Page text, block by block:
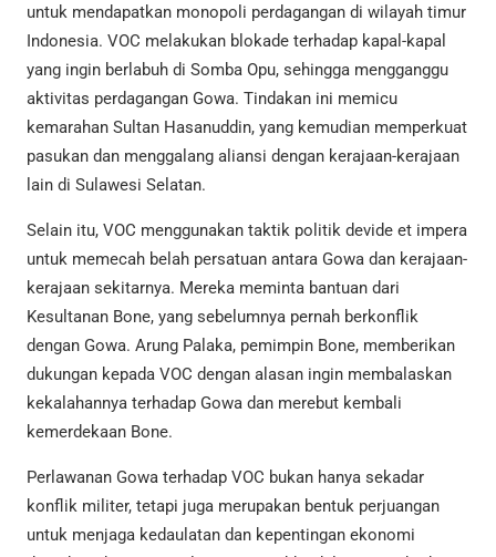
untuk mendapatkan monopoli perdagangan di wilayah timur
Indonesia. VOC melakukan blokade terhadap kapal-kapal
yang ingin berlabuh di Somba Opu, sehingga mengganggu
aktivitas perdagangan Gowa. Tindakan ini memicu
kemarahan Sultan Hasanuddin, yang kemudian memperkuat
pasukan dan menggalang aliansi dengan kerajaan-kerajaan
lain di Sulawesi Selatan.
Selain itu, VOC menggunakan taktik politik devide et impera
untuk memecah belah persatuan antara Gowa dan kerajaan-
kerajaan sekitarnya. Mereka meminta bantuan dari
Kesultanan Bone, yang sebelumnya pernah berkonflik
dengan Gowa. Arung Palaka, pemimpin Bone, memberikan
dukungan kepada VOC dengan alasan ingin membalaskan
kekalahannya terhadap Gowa dan merebut kembali
kemerdekaan Bone.
Perlawanan Gowa terhadap VOC bukan hanya sekadar
konflik militer, tetapi juga merupakan bentuk perjuangan
untuk menjaga kedaulatan dan kepentingan ekonomi